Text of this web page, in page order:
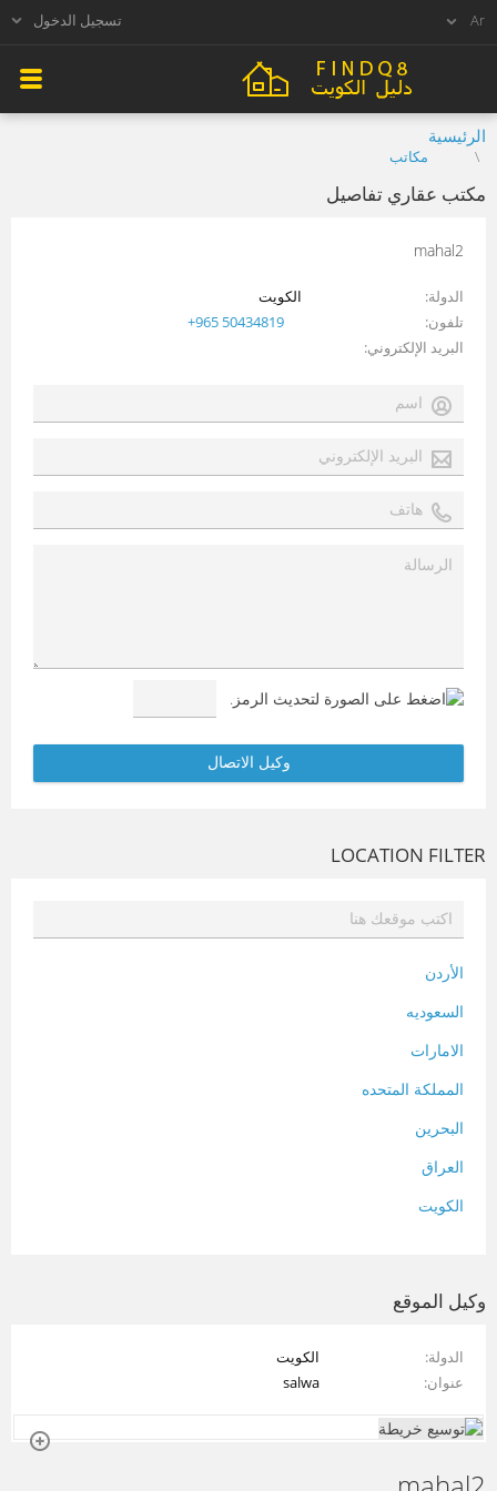
تسجيل الدخول
الرئيسية
مكاتب
مكتب عقاري تفاصيل
mahal2
الدولة
الكويت
تلفون
+965 50434819
البريد الإلكتروني
LOCATION FILTER
الأردن
السعوديه
الامارات
المملكة المتحده
البحرين
العراق
الكويت
فلسطين
سوريا
تونس
وكيل الموقع
الدولة
الكويت
عنوان
salwa